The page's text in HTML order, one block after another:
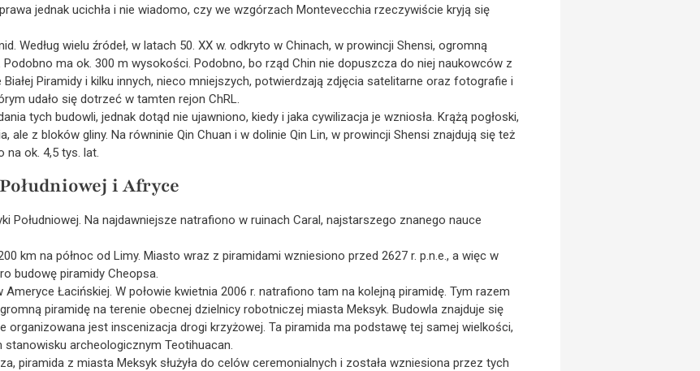
jednak ucichła i nie wiadomo, czy we wzgórzach Montevecchia rzeczywiście kryją się
Według wielu źródeł, w latach 50. XX w. odkryto w Chinach, w prowincji Shensi, ogromną
Podobno ma ok. 300 m wysokości. Podobno, bo rząd Chin nie dopuszcza do niej naukowców z
Piramidy i kilku innych, nieco mniejszych, potwierdzają zdjęcia satelitarne oraz fotografie i
udało się dotrzeć w tamten rejon ChRL.
tych budowli, jednak dotąd nie ujawniono, kiedy i jaka cywilizacja je wzniosła. Krążą pogłoski,
ale z bloków gliny. Na równinie Qin Chuan i w dolinie Qin Lin, w prowincji Shensi znajdują się też
na ok. 4,5 tys. lat.
i Afryce
Południowej. Na najdawniejsze natrafiono w ruinach Caral, najstarszego znanego nauce
km na północ od Limy. Miasto wraz z piramidami wzniesiono przed 2627 r. p.n.e., a więc w
budowę piramidy Cheopsa.
Łacińskiej. W połowie kwietnia 2006 r. natrafiono tam na kolejną piramidę. Tym razem
piramidę na terenie obecnej dzielnicy robotniczej miasta Meksyk. Budowla znajduje się
jest inscenizacja drogi krzyżowej. Ta piramida ma podstawę tej samej wielkości,
stanowisku archeologicznym Teotihuacan.
piramida z miasta Meksyk służyła do celów ceremonialnych i została wzniesiona przez tych